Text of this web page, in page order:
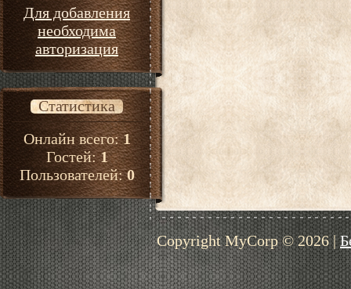
Для добавления
необходима
авторизация
Статистика
Онлайн всего:1
Гостей:1
Пользователей:0
Copyright MyCorp © 2026|